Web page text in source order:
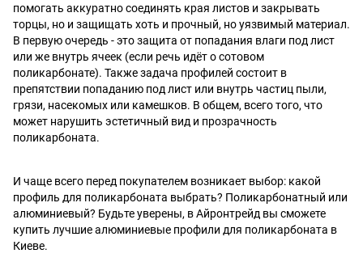
помогать аккуратно соединять края листов и закрывать
торцы, но и защищать хоть и прочный, но уязвимый материал.
В первую очередь - это защита от попадания влаги под лист
или же внутрь ячеек (если речь идёт о сотовом
поликарбонате). Также задача профилей состоит в
препятствии попаданию под лист или внутрь частиц пыли,
грязи, насекомых или камешков. В общем, всего того, что
может нарушить эстетичный вид и прозрачность
поликарбоната.
И чаще всего перед покупателем возникает выбор: какой
профиль для поликарбоната выбрать? Поликарбонатный или
алюминиевый? Будьте уверены, в Айронтрейд вы сможете
купить лучшие алюминиевые профили для поликарбоната в
Киеве.